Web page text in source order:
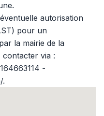
autorisation
pour un
la mairie de la
via :
-
.